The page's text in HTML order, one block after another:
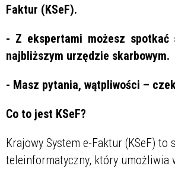
Faktur (KSeF).
- Z ekspertami możesz
najbliższym urzędzie skarbowym.
- Masz pytania, wątpliwości –
Co to jest KSeF?
Krajowy System e-Faktur (KSeF) to
teleinformatyczny, który umożliwia